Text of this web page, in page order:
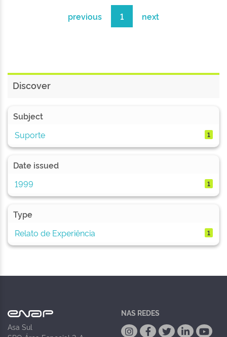
previous 1 next
Discover
Subject
Suporte
1
Date issued
1999
1
Type
Relato de Experiência
1
Asa Sul
NAS REDES